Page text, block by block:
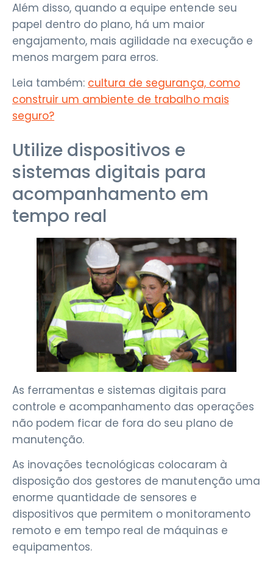
Além disso, quando a equipe entende seu
papel dentro do plano, há um maior
engajamento, mais agilidade na execução e
menos margem para erros.
Leia também: cultura de segurança, como
construir um ambiente de trabalho mais
seguro?
Utilize dispositivos e
sistemas digitais para
acompanhamento em
tempo real
As ferramentas e sistemas digitais para
controle e acompanhamento das operações
não podem ficar de fora do seu plano de
manutenção.
As inovações tecnológicas colocaram à
disposição dos gestores de manutenção uma
enorme quantidade de sensores e
dispositivos que permitem o monitoramento
remoto e em tempo real de máquinas e
equipamentos.